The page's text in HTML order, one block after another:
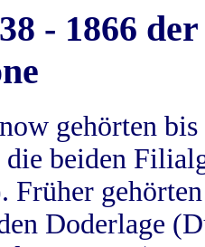
- 1866
gehörten
beiden
Früher
Doderlage